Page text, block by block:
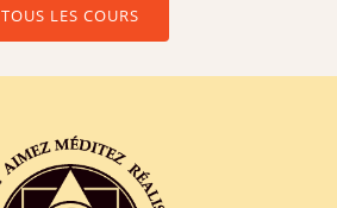
TOUS LES COURS